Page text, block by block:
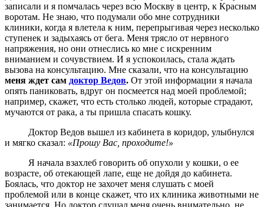
записали и я помчалась через всю Москву в центр, к Красным
воротам. Не знаю, что подумали обо мне сотрудники
клиники, когда я влетела к ним, перепрыгивая через несколько
ступенек и задыхаясь от бега. Меня трясло от нервного
напряжения, но они отнеслись ко мне с искренним
вниманием и сочувствием. И я успокоилась, стала ждать
вызова на консультацию. Мне сказали, что на консультацию
меня ждет сам доктор Ведов. От этой информации я начала
опять паниковать, вдруг он посмеется над моей проблемой;
например, скажет, что есть столько людей, которые страдают,
мучаются от рака, а ты пришла спасать кошку.
Доктор Ведов вышел из кабинета в коридор, улыбнулся
и мягко сказал: «Прошу Вас, проходите!»
Я начала взахлеб говорить об опухоли у кошки, о ее
возрасте, об отекающей лапе, еще не дойдя до кабинета.
Боялась, что доктор не захочет меня слушать с моей
проблемой или в конце скажет, что их клиника животными не
занимается. Но доктор слушал меня очень внимательно, не